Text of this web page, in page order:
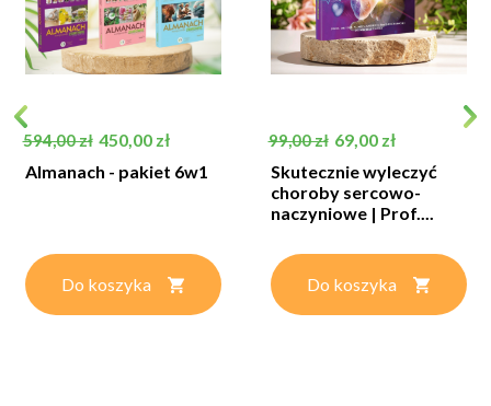
Cena podstawowa
594,00 zł Cena
450,00 zł
Almanach - pakiet 6w1
Do koszyka
Cena podstawowa
99,00 zł Cena
69,00 zł
Skutecznie wyleczyć
choroby sercowo-
naczyniowe | Prof....
Do koszyka